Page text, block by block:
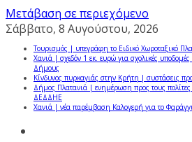
Μετάβαση σε περιεχόμενο
Σάββατο, 8 Αυγούστου, 2026
Τουρισμός | υπεγράφη το Ειδικό Χωροταξικό
Χανιά | σχεδόν 1 εκ. ευρώ για σχολικές
Δήμους
Κίνδυνος πυρκαγιάς στην Κρήτη | συστάσεις
Δήμος Πλατανιά | ενημέρωση προς τους πολίτες
ΔΕΔΔΗΕ
Χανιά | νέα παρέμβαση Καλογερή για το